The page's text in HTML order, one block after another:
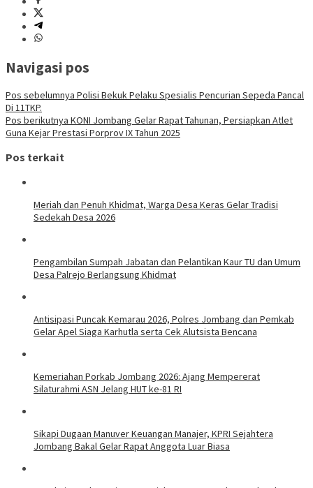
Navigasi pos
Pos sebelumnya Polisi Bekuk Pelaku Spesialis Pencurian Sepeda Pancal
Di 11TKP.
Pos berikutnya KONI Jombang Gelar Rapat Tahunan, Persiapkan Atlet
Guna Kejar Prestasi Porprov IX Tahun 2025
Pos terkait
Meriah dan Penuh Khidmat, Warga Desa Keras Gelar Tradisi
Sedekah Desa 2026
Pengambilan Sumpah Jabatan dan Pelantikan Kaur TU dan Umum
Desa Palrejo Berlangsung Khidmat
Antisipasi Puncak Kemarau 2026, Polres Jombang dan Pemkab
Gelar Apel Siaga Karhutla serta Cek Alutsista Bencana
Kemeriahan Porkab Jombang 2026: Ajang Mempererat
Silaturahmi ASN Jelang HUT ke-81 RI
Sikapi Dugaan Manuver Keuangan Manajer, KPRI Sejahtera
Jombang Bakal Gelar Rapat Anggota Luar Biasa